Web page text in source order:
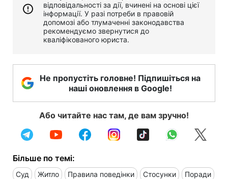
відповідальності за дії, вчинені на основі цієї
інформації. У разі потреби в правовій
допомозі або тлумаченні законодавства
рекомендуємо звернутися до
кваліфікованого юриста.
Не пропустіть головне! Підпишіться на
наші оновлення в Google!
Або читайте нас там, де вам зручно!
Більше по темі:
Суд Житло Правила поведінки Стосунки Поради